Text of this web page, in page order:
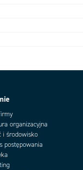
organizacyjna
i środowisko
postępowania